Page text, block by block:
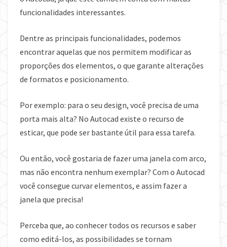
funcionalidades interessantes.
Dentre as principais funcionalidades, podemos
encontrar aquelas que nos permitem modificar as
proporções dos elementos, o que garante alterações
de formatos e posicionamento.
Por exemplo: para o seu design, você precisa de uma
porta mais alta? No Autocad existe o recurso de
esticar, que pode ser bastante útil para essa tarefa.
Ou então, você gostaria de fazer uma janela com arco,
mas não encontra nenhum exemplar? Com o Autocad
você consegue curvar elementos, e assim fazer a
janela que precisa!
Perceba que, ao conhecer todos os recursos e saber
como editá-los, as possibilidades se tornam